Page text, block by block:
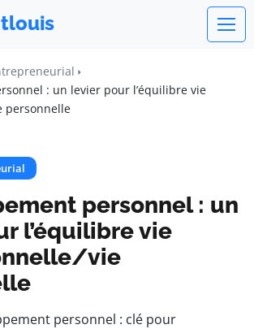
: un levier pour l’équilibre vie
personnelle
personnel : un
l’équilibre vie
vie
personnel : clé pour